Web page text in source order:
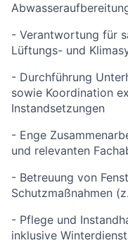
- Verantwortung für
Lüftungs- und
- Durchführung
sowie Koordination
Instandsetzungen
- Enge
und relevanten
- Betreuung von
Schutzmaßnahmen
- Pflege und
inklusive Winterdienst